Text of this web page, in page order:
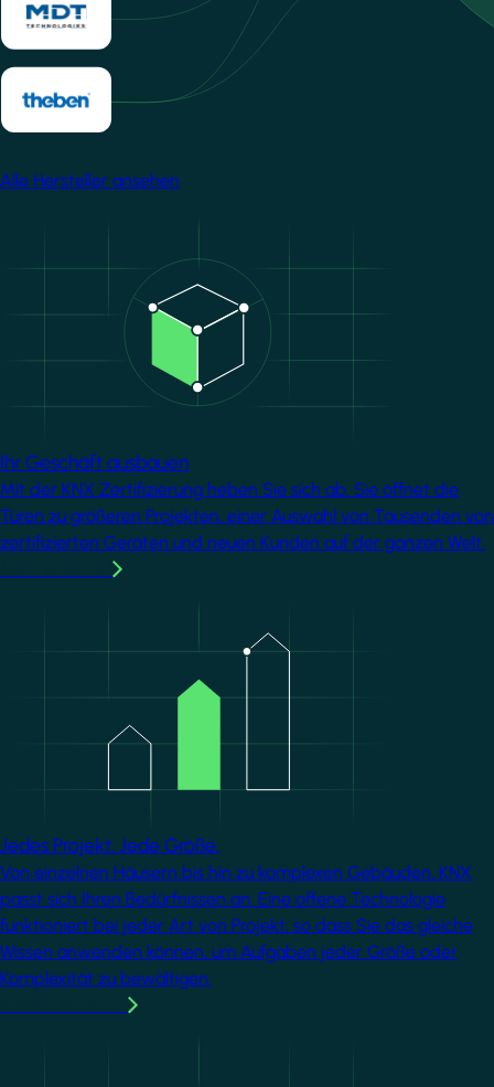
Alle Hersteller ansehen
Ihr Geschäft ausbauen
Mit der KNX Zertifizierung heben Sie sich ab. Sie öffnet die
Türen zu größeren Projekten, einer Auswahl von Tausenden von
zertifizierten Geräten und neuen Kunden auf der ganzen Welt.
Jedes Projekt. Jede Größe.
Von einzelnen Häusern bis hin zu komplexen Gebäuden, KNX
passt sich Ihren Bedürfnissen an. Eine offene Technologie
funktioniert bei jeder Art von Projekt, so dass Sie das gleiche
Wissen anwenden können, um Aufgaben jeder Größe oder
Komplexität zu bewältigen.